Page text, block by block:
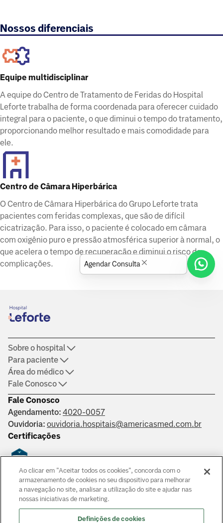
Nossos diferenciais
Equipe multidisciplinar
A equipe do Centro de Tratamento de Feridas do Hospital
Leforte trabalha de forma coordenada para oferecer cuidado
integral para o paciente, o que diminui o tempo do tratamento,
proporcionando melhor resultado e mais comodidade para
ele.
Centro de Câmara Hiperbárica
O Centro de Câmara Hiperbárica do Grupo Leforte trata
pacientes com feridas complexas, que são de difícil
cicatrização. Para isso, o paciente é colocado em câmara
com oxigênio puro e pressão atmosférica superior à normal, o
que acelera o tempo de recuperação e diminui o risco de
complicações.
Fale Conosco
Agendamento: 4020-0057
Ouvidoria: ouvidoria.hospitais@americasmed.com.br
Certificações
Saber mais
Sobre o hospital
Para paciente
Área do médico
Fale Conosco
Responsáveis técnicos: Alphaville: Dr. João Paulo Muaccad Gama
Agendar Consulta
Ao clicar em "Aceitar todos os cookies", concorda com o
armazenamento de cookies no seu dispositivo para melhorar
a navegação no site, analisar a utilização do site e ajudar nas
nossas iniciativas de marketing.
Definições de cookies